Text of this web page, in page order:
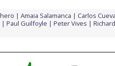
Amaia Salamanca Carlos
Paul Guilfoyle Peter Vives